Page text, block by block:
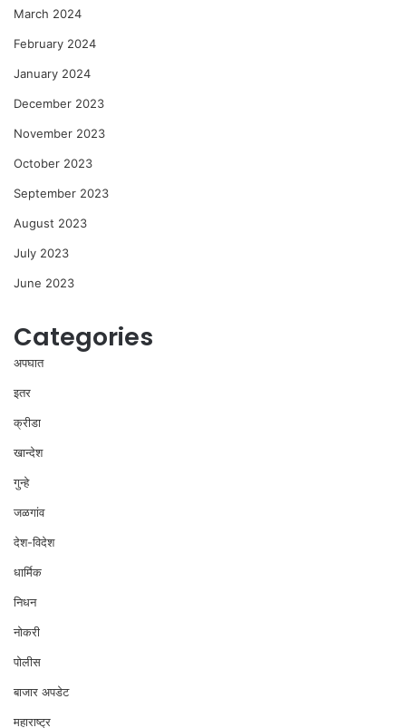
March 2024
February 2024
January 2024
December 2023
November 2023
October 2023
September 2023
August 2023
July 2023
June 2023
Categories
अपघात
इतर
क्रीडा
खान्देश
गुन्हे
जळगांव
देश-विदेश
धार्मिक
निधन
नोकरी
पोलीस
बाजार अपडेट
महाराष्ट्र